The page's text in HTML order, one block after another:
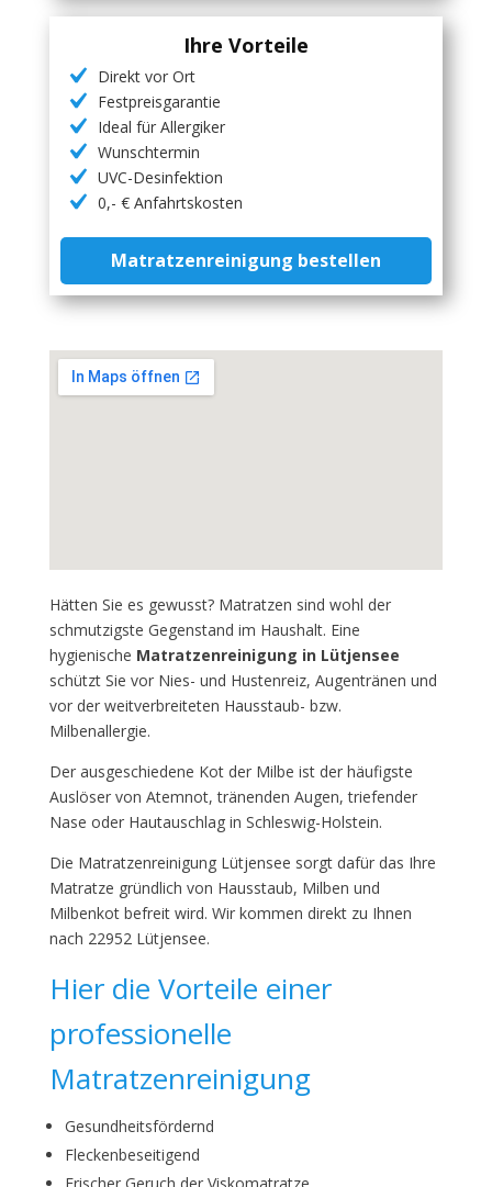
Ihre Vorteile
Direkt vor Ort
Festpreisgarantie
Ideal für Allergiker
Wunschtermin
UVC-Desinfektion
0,- € Anfahrtskosten
Matratzenreinigung bestellen
Hätten Sie es gewusst? Matratzen sind wohl der
schmutzigste Gegenstand im Haushalt. Eine
hygienische Matratzenreinigung in Lütjensee
schützt Sie vor Nies- und Hustenreiz, Augentränen und
vor der weitverbreiteten Hausstaub- bzw.
Milbenallergie.
Der ausgeschiedene Kot der Milbe ist der häufigste
Auslöser von Atemnot, tränenden Augen, triefender
Nase oder Hautauschlag in Schleswig-Holstein.
Die Matratzenreinigung Lütjensee sorgt dafür das Ihre
Matratze gründlich von Hausstaub, Milben und
Milbenkot befreit wird. Wir kommen direkt zu Ihnen
nach 22952 Lütjensee.
Hier die Vorteile einer
professionelle
Matratzenreinigung
Gesundheitsfördernd
Fleckenbeseitigend